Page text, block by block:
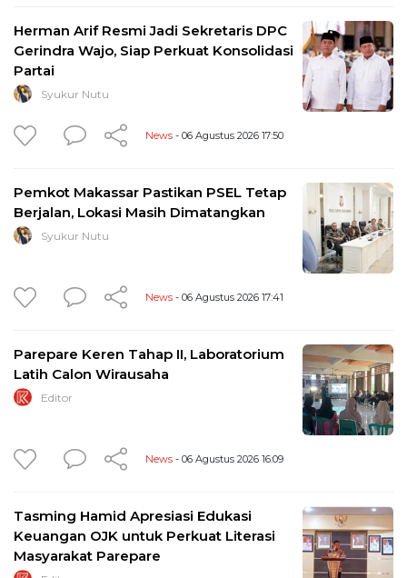
Herman Arif Resmi Jadi Sekretaris DPC
Gerindra Wajo, Siap Perkuat Konsolidasi
Partai
Syukur Nutu
News - 06 Agustus 2026 17:50
Pemkot Makassar Pastikan PSEL Tetap
Berjalan, Lokasi Masih Dimatangkan
Syukur Nutu
News - 06 Agustus 2026 17:41
Parepare Keren Tahap II, Laboratorium
Latih Calon Wirausaha
Editor
News - 06 Agustus 2026 16:09
Tasming Hamid Apresiasi Edukasi
Keuangan OJK untuk Perkuat Literasi
Masyarakat Parepare